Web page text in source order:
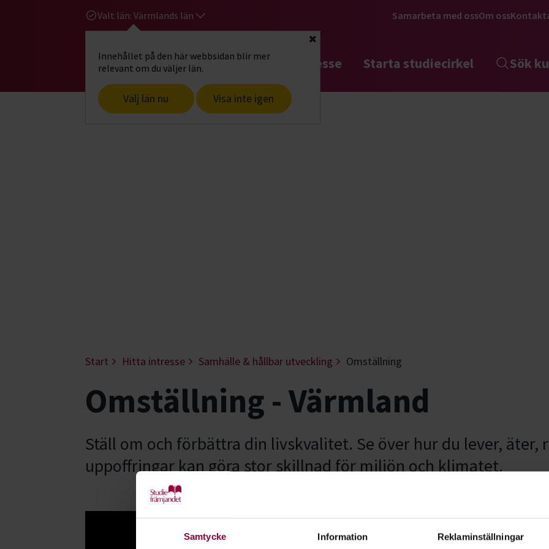
Samtycke Information Reklaminställningar
Valt län: Värmlands län
Innehållet på den här webbsidan blir mer
relevant om du väljer län.
Välj län nu Visa inte igen
Stäng
Samarbeta med ossOm oss
Gå till studiefrämjandets startsidaHitta intresse Starta studiecirkel Sök
Start Hitta intresse Samhälle & hållbar utveckling Omställning
Omställning - Värmland
Ställ om och förbättra din livskvalitet. Se över hur du lever, äter,
uppoffringar kan göra stor skillnad för miljön och klimatet.